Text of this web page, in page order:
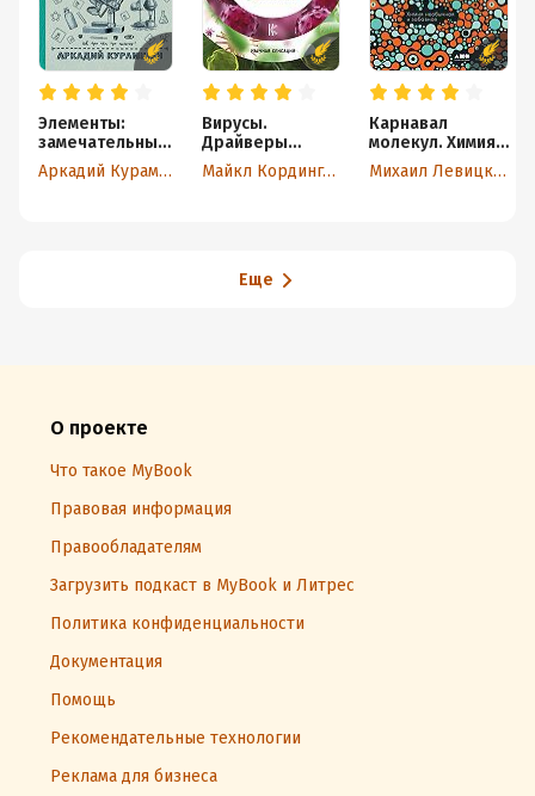
Элементы:
замечательный
сон
профессора
Аркадий Курамшин
Вирусы.
Драйверы
эволюции.
Друзья или
Майкл Кордингли
Карнавал
молекул. Химия
необычная и
забавная
Михаил Левицкий
Еще
О проекте
Что такое MyBook
Правовая информация
Правообладателям
Загрузить подкаст в MyBook и Литрес
Политика конфиденциальности
Документация
Помощь
Рекомендательные технологии
Реклама для бизнеса